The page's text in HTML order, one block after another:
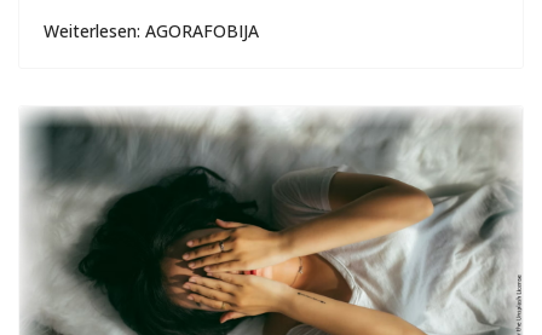
Weiterlesen: AGORAFOBIJA